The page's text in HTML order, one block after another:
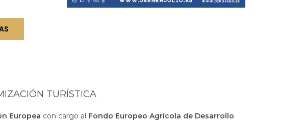
TURÍSTICA
Europea con cargo al Fondo Europeo Agrícola de Desarrollo